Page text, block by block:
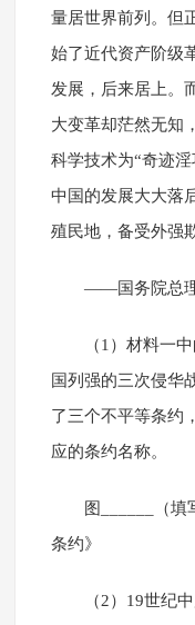
量居世界前列。但
始了近代资产阶级
发展，后来居上。
大变革却茫然无知
科学技术为“奇迹淫
中国的发展大大落
殖民地，备受外强
——国务院总
（1）材料一
国列强的三次侵华
了三个不平等条约
应的条约名称。
图______（
条约》
（2）19世纪